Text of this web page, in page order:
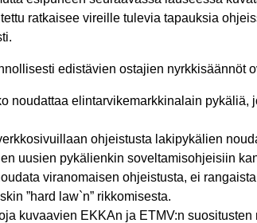
ratkaisee vireille tulevia tapauksia
edistävien ostajien nyrkkisäännöt
noudattaa elintarvikemarkkinalain pykäliä,
ohjeistusta lakipykälien
uusien pykälienkin soveltamisohjeisiin
viranomaisen ohjeistusta, ei
”hard law`n” rikkomisesta.
kuvaavien EKKAn ja ETMV:n suositusten